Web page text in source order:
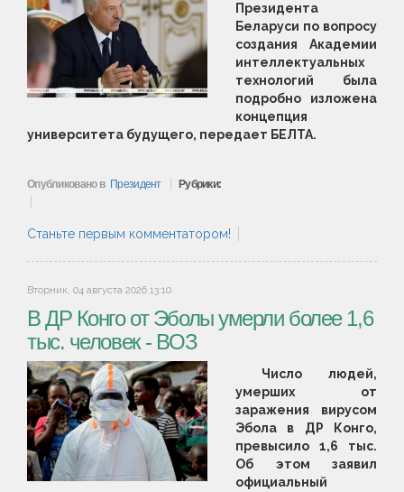
Президента
Беларуси по вопросу
создания Академии
интеллектуальных
технологий была
подробно изложена
концепция
университета будущего, передает БЕЛТА.
Опубликовано в Президент Рубрики:
Станьте первым комментатором!
Вторник, 04 августа 2026 13:10
В ДР Конго от Эболы умерли более 1,6
тыс. человек - ВОЗ
Число людей,
умерших от
заражения вирусом
Эбола в ДР Конго,
превысило 1,6 тыс.
Об этом заявил
официальный